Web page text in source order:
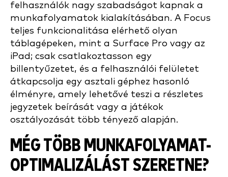
felhasználók nagy szabadságot kapnak a
munkafolyamatok kialakításában. A Focus
teljes funkcionalitása elérhető olyan
táblagépeken, mint a Surface Pro vagy az
iPad; csak csatlakoztasson egy
billentyűzetet, és a felhasználói felületet
átkapcsolja egy asztali géphez hasonló
élményre, amely lehetővé teszi a részletes
jegyzetek beírását vagy a játékok
osztályozását több tényező alapján.
MÉG TÖBB MUNKAFOLYAMAT-
OPTIMALIZÁLÁST SZERETNE?